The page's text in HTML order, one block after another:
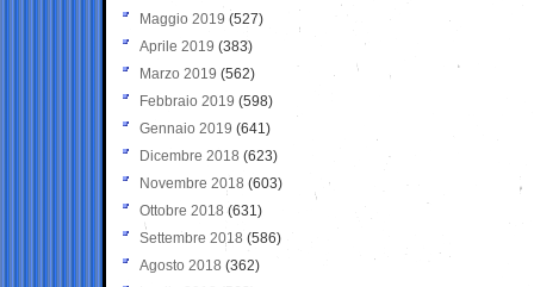
Maggio 2019 (527)
Aprile 2019 (383)
Marzo 2019 (562)
Febbraio 2019 (598)
Gennaio 2019 (641)
Dicembre 2018 (623)
Novembre 2018 (603)
Ottobre 2018 (631)
Settembre 2018 (586)
Agosto 2018 (362)